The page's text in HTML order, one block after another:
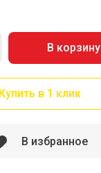
В корзину
Купить в 1 клик
В избранное